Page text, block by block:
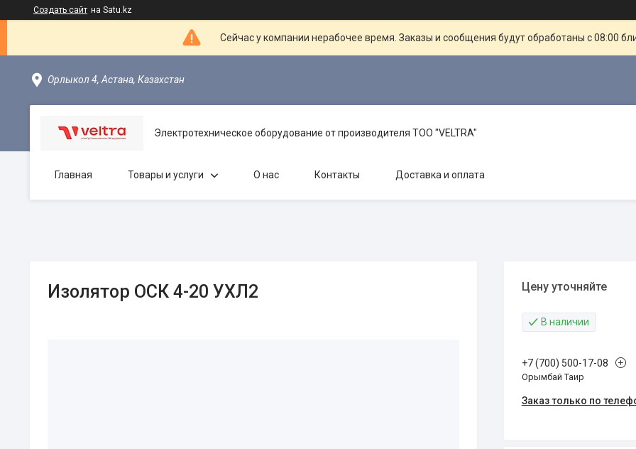
Создать сайт на Satu.kz
Сейчас у компании нерабочее время. Заказы и сообщения будут обработаны с 08:00
Орлыкол 4, Астана, Казахстан
Электротехническое оборудование от производителя TOO "VELTRA"
Главная Товары и услуги О нас Контакты Доставка и оплата
Изолятор ОСК 4-20 УХЛ2 Цену уточняйте
В наличии
+7 (700) 500-17-08
Орымбай Таир
Заказ только по